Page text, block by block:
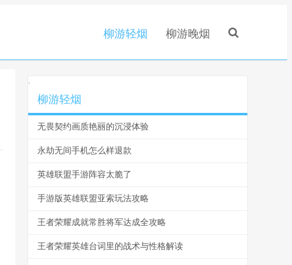
柳游轻烟 柳游晚烟
.
柳游轻烟
无畏契约画质艳丽的沉浸体验
永劫无间手机怎么样退款
英雄联盟手游阵容太脆了
手游版英雄联盟亚索玩法攻略
王者荣耀成就常胜将军达成全攻略
王者荣耀英雄台词里的战术与性格解读